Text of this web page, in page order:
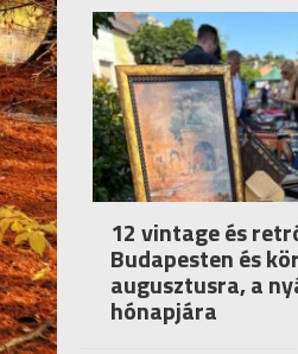
12 vintage és
Budapesten és
augusztusra, a
hónapjára